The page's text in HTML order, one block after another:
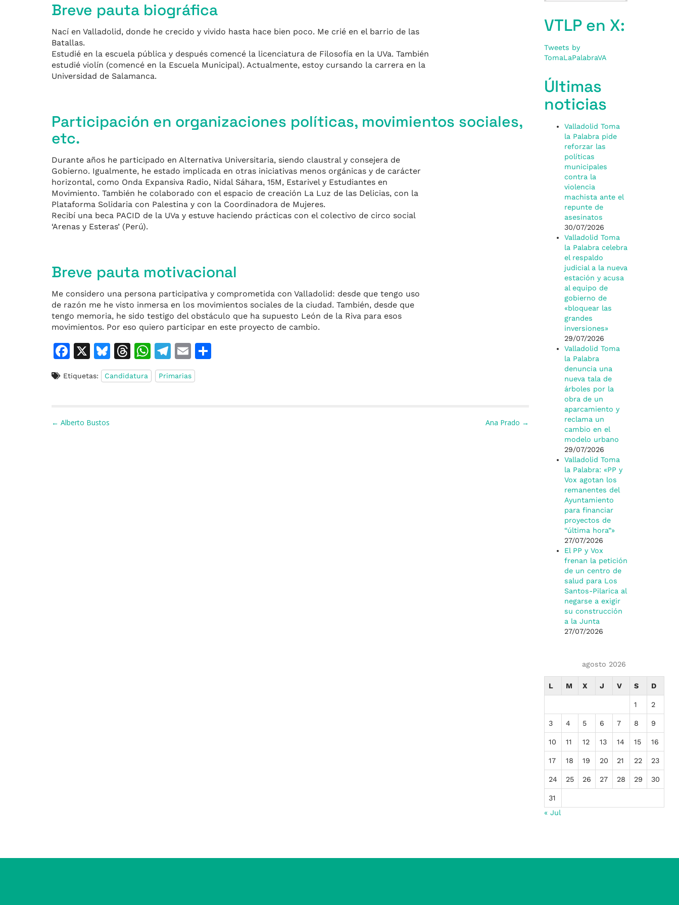
Breve pauta biográfica
Nací en Valladolid, donde he crecido y vivido hasta hace bien poco. Me crié en el barrio de las
Batallas.
Estudié en la escuela pública y después comencé la licenciatura de Filosofía en la UVa. También
estudié violín (comencé en la Escuela Municipal). Actualmente, estoy cursando la carrera en la
Universidad de Salamanca.
Participación en organizaciones políticas, movimientos sociales,
etc.
Durante años he participado en Alternativa Universitaria, siendo claustral y consejera de
Gobierno. Igualmente, he estado implicada en otras iniciativas menos orgánicas y de carácter
horizontal, como Onda Expansiva Radio, Nidal Sáhara, 15M, Estarivel y Estudiantes en
Movimiento. También he colaborado con el espacio de creación La Luz de las Delicias, con la
Plataforma Solidaria con Palestina y con la Coordinadora de Mujeres.
Recibí una beca PACID de la UVa y estuve haciendo prácticas con el colectivo de circo social
‘Arenas y Esteras’ (Perú).
Breve pauta motivacional
Me considero una persona participativa y comprometida con Valladolid: desde que tengo uso
de razón me he visto inmersa en los movimientos sociales de la ciudad. También, desde que
tengo memoria, he sido testigo del obstáculo que ha supuesto León de la Riva para esos
movimientos. Por eso quiero participar en este proyecto de cambio.
F
c
b
o
X
Bl
u
e
T
h
re
W
h
at
T
el
e
E
m
ai
Etiquetas: Candidatura Primarias
Navegación de entradas
← Alberto Bustos Ana Prado →
VTLP en X:
Tweets by
TomaLaPalabraVA
Últimas
noticias
Valladolid Toma
la Palabra pide
reforzar las
políticas
municipales
contra la
violencia
machista ante el
repunte de
asesinatos
30/07/2026
Valladolid Toma
la Palabra celebra
el respaldo
judicial a la nueva
estación y acusa
al equipo de
gobierno de
«bloquear las
grandes
inversiones»
29/07/2026
Valladolid Toma
la Palabra
denuncia una
nueva tala de
árboles por la
obra de un
aparcamiento y
reclama un
cambio en el
modelo urbano
29/07/2026
Valladolid Toma
la Palabra: «PP y
Vox agotan los
remanentes del
Ayuntamiento
para financiar
proyectos de
“última hora”»
27/07/2026
El PP y Vox
frenan la petición
de un centro de
salud para Los
Santos-Pilarica al
negarse a exigir
su construcción
a la Junta
27/07/2026
agosto 2026
L M X J V S D
1 2
3 4 5 6 7 8 9
10 11 12 13 14 15 16
17 18 19 20 21 22 23
24 25 26 27 28 29 30
31
« Jul